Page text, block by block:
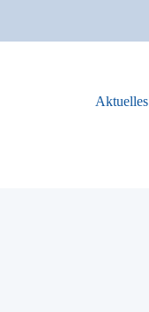
Aktuelles